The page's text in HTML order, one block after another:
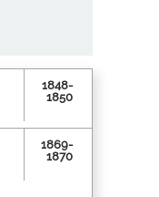
1848-
1850
1869-
1870